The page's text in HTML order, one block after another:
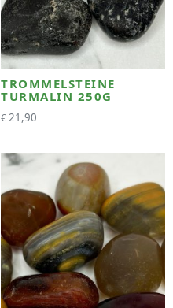
TROMMELSTEINE
TURMALIN 250G
€21,90